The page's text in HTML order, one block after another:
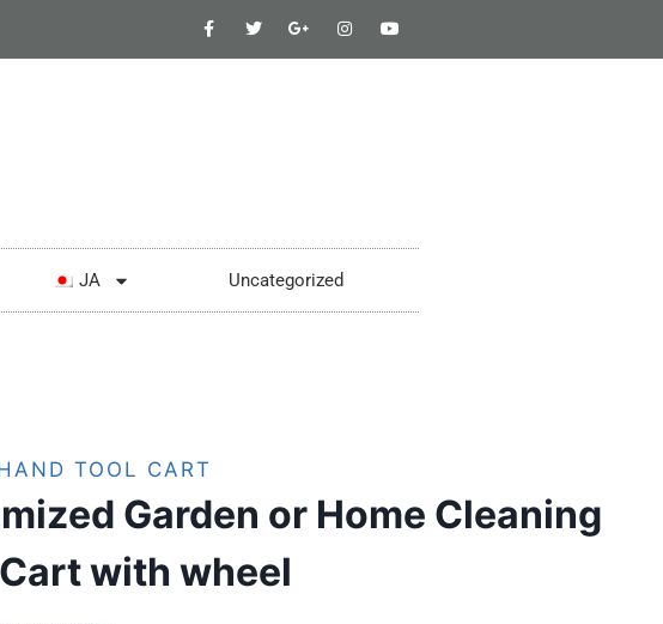
JA Uncategorized
TOOL CART
Garden or Home Cleaning
with wheel